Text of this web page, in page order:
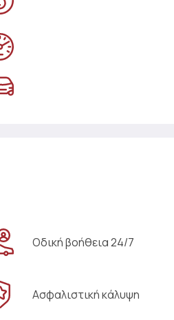
Οδική βοήθεια 24/7
Ασφαλιστική κάλυψη